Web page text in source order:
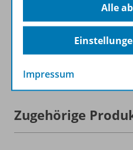
Beschreibung
Lizenzbedingungen
Zugehörige
Alle
Impressum